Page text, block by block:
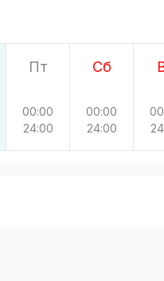
Пт
00:00
24:00
Сб
00:00
24:00